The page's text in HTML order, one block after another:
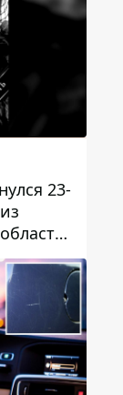
23-